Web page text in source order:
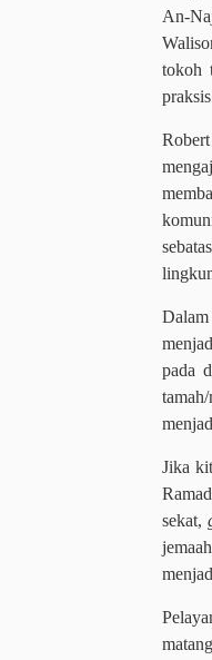
An-
tokoh
pada
Jika
sekat,